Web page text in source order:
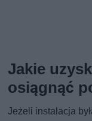
Jakie
osiągnąć
Jeżeli instalacja